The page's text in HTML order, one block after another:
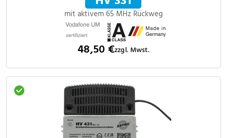
mit aktivem 65 MHz Rückweg
48,50 €zzgl. Mwst.